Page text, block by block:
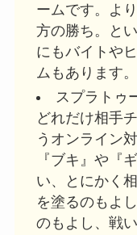
ームです。よ
方の勝ち。と
にもバイトや
ムもあります。
スプラトゥ
どれだけ相手
うオンライン
『ブキ』や『
い、とにかく
を塗るのもよ
のもよし、戦